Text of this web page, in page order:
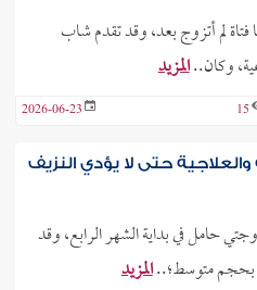
فتاة لم أتزوج بعد، وقد تقدم شاب
وكان..المزيد
15
2026-06-23
والعلاجية حتى لا يؤدي النزيف
حامل في بداية الشهر الرابع، وقد
بحجم متوسط؛..المزيد